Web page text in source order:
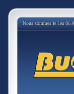
Nous sommes le Jeu 06